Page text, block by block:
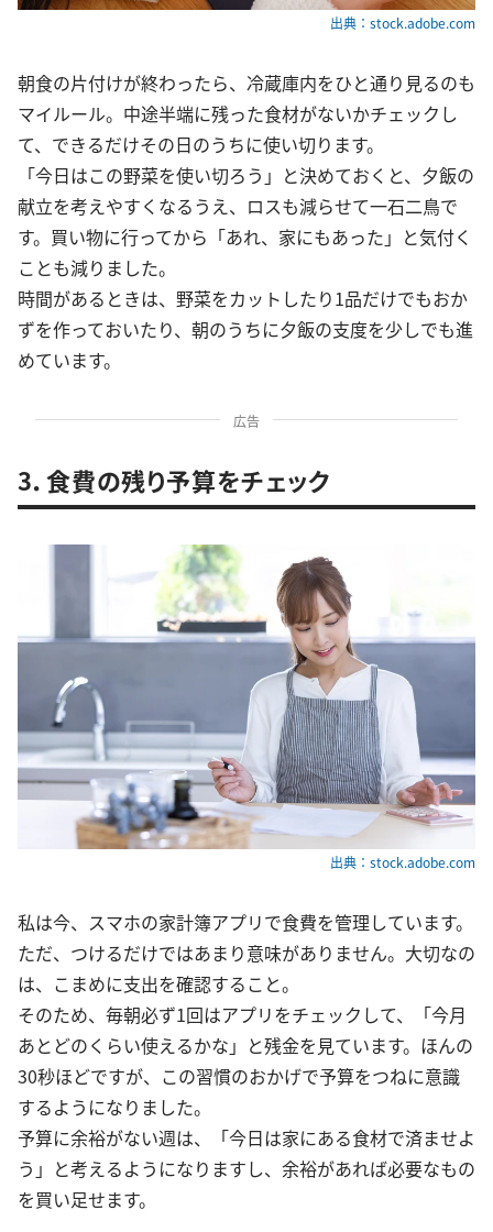
出典：stock.adobe.com
朝食の片付けが終わったら、冷蔵庫内をひと通り見るのも
マイルール。中途半端に残った食材がないかチェックし
て、できるだけその日のうちに使い切ります。
「今日はこの野菜を使い切ろう」と決めておくと、夕飯の
献立を考えやすくなるうえ、ロスも減らせて一石二鳥で
す。買い物に行ってから「あれ、家にもあった」と気付く
ことも減りました。
時間があるときは、野菜をカットしたり1品だけでもおか
ずを作っておいたり、朝のうちに夕飯の支度を少しでも進
めています。
広告
3．食費の残り予算をチェック
出典：stock.adobe.com
私は今、スマホの家計簿アプリで食費を管理しています。
ただ、つけるだけではあまり意味がありません。大切なの
は、こまめに支出を確認すること。
そのため、毎朝必ず1回はアプリをチェックして、「今月
あとどのくらい使えるかな」と残金を見ています。ほんの
30秒ほどですが、この習慣のおかげで予算をつねに意識
するようになりました。
予算に余裕がない週は、「今日は家にある食材で済ませよ
う」と考えるようになりますし、余裕があれば必要なもの
を買い足せます。